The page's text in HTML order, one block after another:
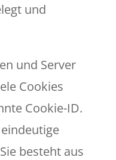
und
und Server
Cookies
Cookie-ID.
besteht aus